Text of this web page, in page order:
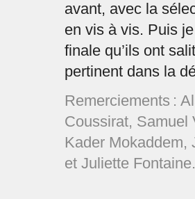
avant, avec la
en vis à vis. Puis
finale qu’ils ont
pertinent dans la
Remerciements :
Coussirat, Samuel
Kader Mokaddem,
et Juliette Fontaine.